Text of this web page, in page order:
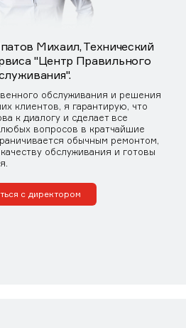
Михаил, Технический
"Центр Правильного
обслуживания и решения
клиентов, я гарантирую, что
к диалогу и сделает все
вопросов в кратчайшие
обычным ремонтом,
обслуживания и готовы
с директором